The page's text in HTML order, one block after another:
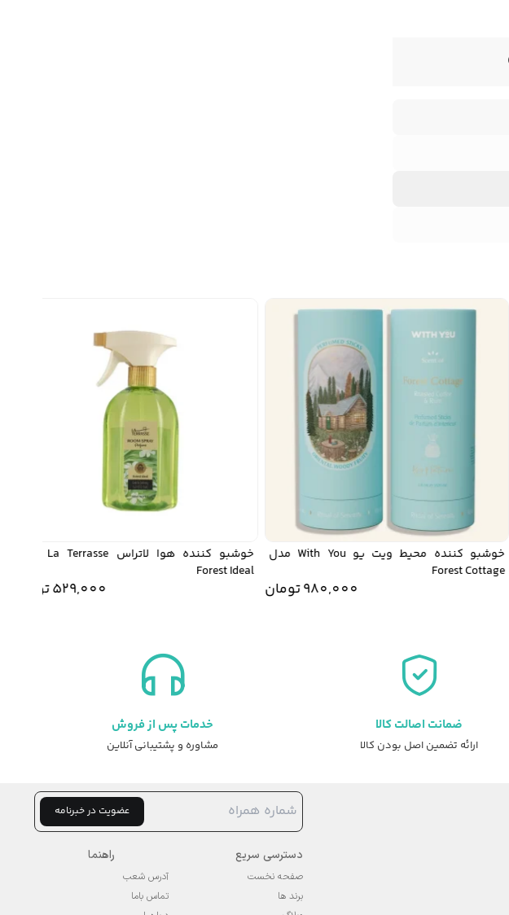
خوشبو کننده محیط ویت یو With You مدل
Forest Cottage
980,000تومان
خوشبو کننده هوا لاتراس La Terrasse مدل
Forest Ideal
529,000تومان
ضمانت اصالت کالا
ارائه تضمین اصل بودن کالا
خدمات پس از فروش
مشاوره و پشتیبانی آنلاین
عضویت در خبرنامه
دسترسی سریع
صفحه نخست
برند ها
راهنما
آدرس شعب
تماس باما